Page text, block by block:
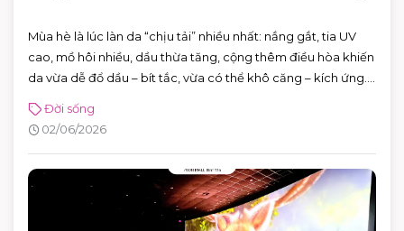
Mùa hè là lúc làn da “chịu tải” nhiều nhất: nắng gắt, tia UV
cao, mồ hôi nhiều, dầu thừa tăng, cộng thêm điều hòa khiến
da vừa dễ đổ dầu – bít tắc, vừa có thể khô căng – kích ứng.
đúng vài nguyên tắc: làm sạch vừa đủ, dưỡng ẩm nhẹ,
chống nắng đúng cách và xử lý mồ hôi thông minh, da sẽ dễ
Đời sống
02/06/2026